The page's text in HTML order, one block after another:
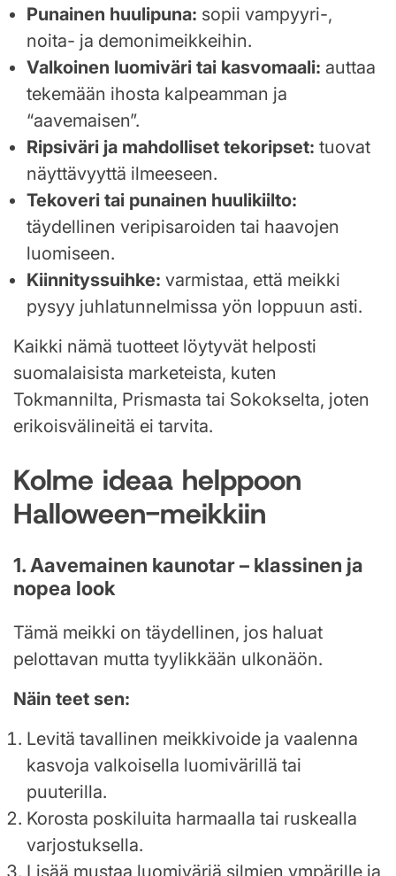
Punainen huulipuna: sopii vampyyri-,
noita- ja demonimeikkeihin.
Valkoinen luomiväri tai kasvomaali: auttaa
tekemään ihosta kalpeamman ja
“aavemaisen”.
Ripsiväri ja mahdolliset tekoripset: tuovat
näyttävyyttä ilmeeseen.
Tekoveri tai punainen huulikiilto:
täydellinen veripisaroiden tai haavojen
luomiseen.
Kiinnityssuihke: varmistaa, että meikki
pysyy juhlatunnelmissa yön loppuun asti.
Kaikki nämä tuotteet löytyvät helposti
suomalaisista marketeista, kuten
Tokmannilta, Prismasta tai Sokokselta, joten
erikoisvälineitä ei tarvita.
Kolme ideaa helppoon
Halloween-meikkiin
1. Aavemainen kaunotar – klassinen ja
nopea look
Tämä meikki on täydellinen, jos haluat
pelottavan mutta tyylikkään ulkonäön.
Näin teet sen:
Levitä tavallinen meikkivoide ja vaalenna
kasvoja valkoisella luomivärillä tai
puuterilla.
Korosta poskiluita harmaalla tai ruskealla
varjostuksella.
Lisää mustaa luomiväriä silmien ympärille ja